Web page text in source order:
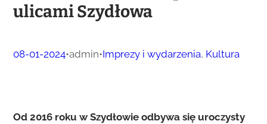
ulicami Szydłowa
08-01-2024•admin•Imprezy i wydarzenia, Kultura
Od 2016 roku w Szydłowie odbywa się uroczysty